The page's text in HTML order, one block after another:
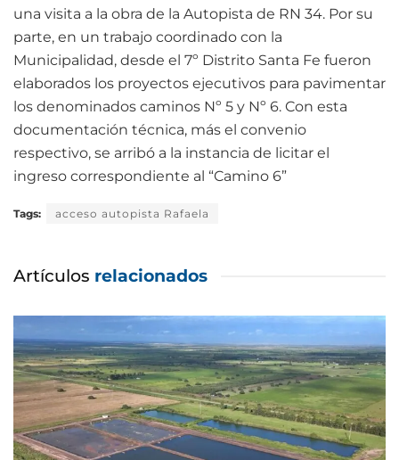
una visita a la obra de la Autopista de RN 34. Por su
parte, en un trabajo coordinado con la
Municipalidad, desde el 7º Distrito Santa Fe fueron
elaborados los proyectos ejecutivos para pavimentar
los denominados caminos Nº 5 y Nº 6. Con esta
documentación técnica, más el convenio
respectivo, se arribó a la instancia de licitar el
ingreso correspondiente al “Camino 6”
Tags: acceso autopista Rafaela
Artículos relacionados